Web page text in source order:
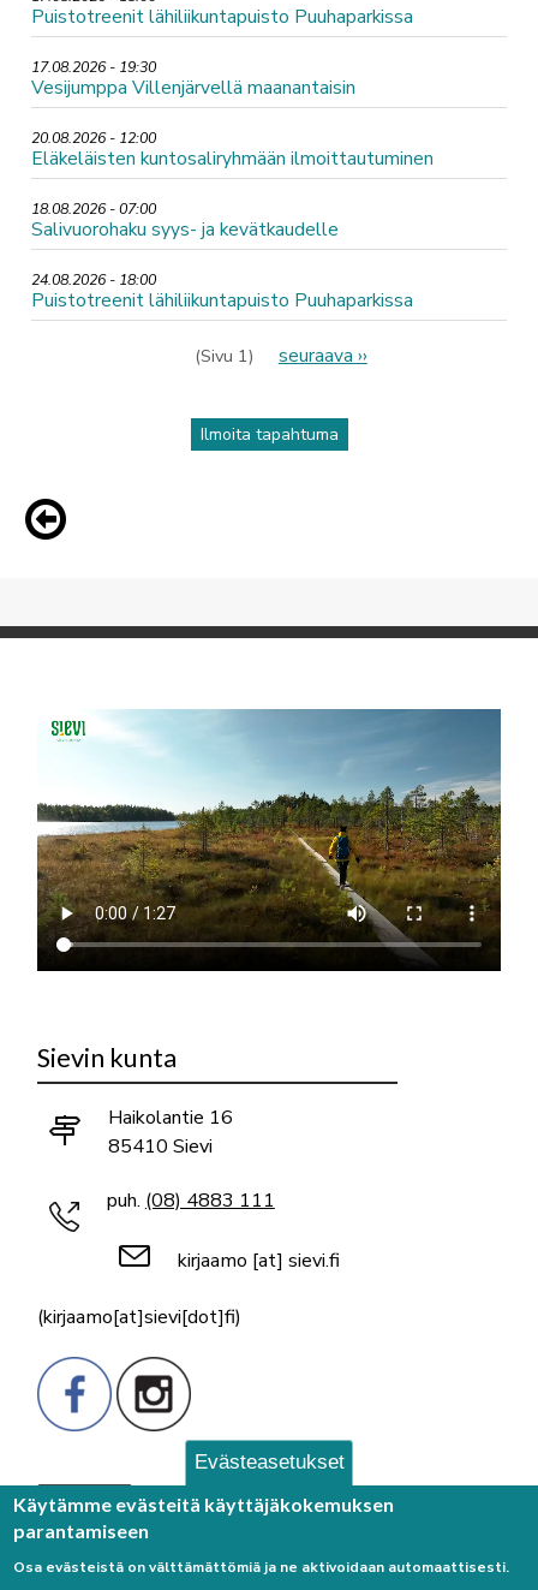
Puistotreenit lähiliikuntapuisto Puuhaparkissa
17.08.2026 - 19:30
Vesijumppa Villenjärvellä maanantaisin
20.08.2026 - 12:00
Eläkeläisten kuntosaliryhmään ilmoittautuminen
18.08.2026 - 07:00
Salivuorohaku syys- ja kevätkaudelle
24.08.2026 - 18:00
Puistotreenit lähiliikuntapuisto Puuhaparkissa
(Sivu 1)
Seuraava
seuraava ››
Ilmoita tapahtuma
Sievin kunta
Haikolantie 16
85410 Sievi
puh. (08) 4883 111
kirjaamo [at] sievi.fi
(kirjaamo[at]sievi[dot]fi)
Palaute
Evästeasetukset
Käytämme evästeitä käyttäjäkokemuksen
parantamiseen
Osa evästeistä on välttämättömiä ja ne aktivoidaan automaattisesti.